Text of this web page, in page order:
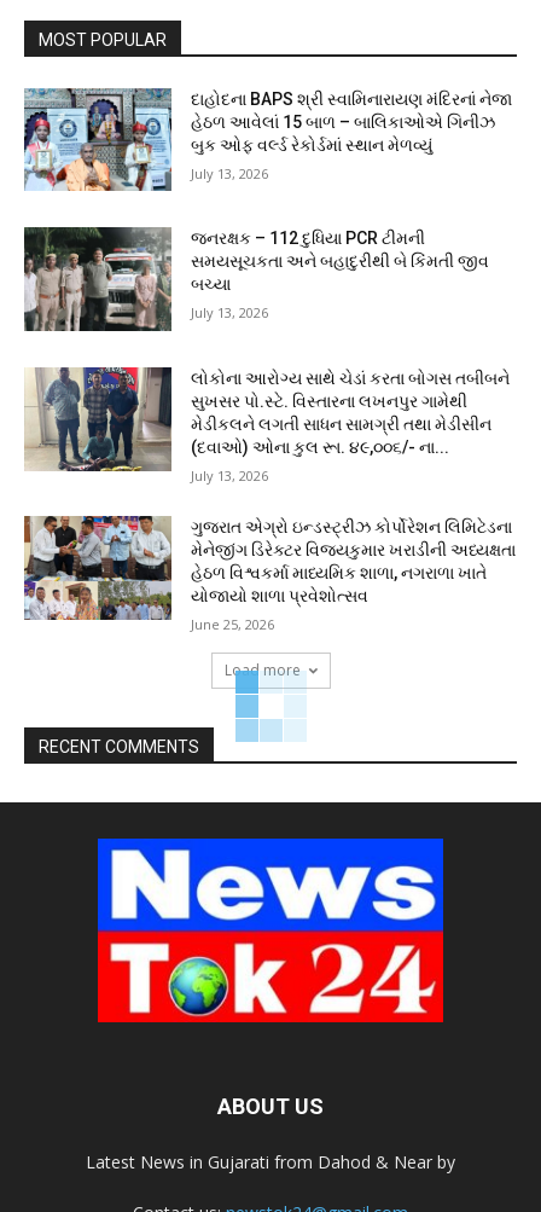
MOST POPULAR
દાહોદના BAPS શ્રી સ્વામિનારાયણ મંદિરનાં નેજા
હેઠળ આવેલાં 15 બાળ – બાલિકાઓએ ગિનીઝ
બુક ઓફ વર્લ્ડ રેકોર્ડમાં સ્થાન મેળવ્યું
July 13, 2026
જનરક્ષક – 112 દુધિયા PCR ટીમની
સમયસૂચકતા અને બહાદુરીથી બે કિંમતી જીવ
બચ્યા
July 13, 2026
લોકોના આરોગ્ય સાથે ચેડાં કરતા બોગસ તબીબને
સુખસર પો.સ્ટે. વિસ્તારના લખનપુર ગામેથી
મેડીકલને લગતી સાધન સામગ્રી તથા મેડીસીન
(દવાઓ) ઓના કુલ રૂા. ૪૯,૦૦૬/- ના...
July 13, 2026
ગુજરાત એગ્રો ઇન્ડસ્ટ્રીઝ કોર્પોરેશન લિમિટેડના
મેનેજીંગ ડિરેક્ટર વિજયકુમાર ખરાડીની અધ્યક્ષતા
હેઠળ વિશ્વકર્મા માધ્યમિક શાળા, નગરાળા ખાતે
યોજાયો શાળા પ્રવેશોત્સવ
June 25, 2026
Load more
RECENT COMMENTS
ABOUT US
Latest News in Gujarati from Dahod & Near by